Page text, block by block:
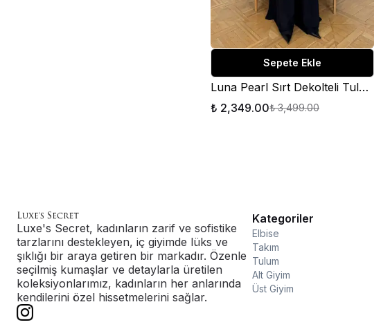
Sepete Ekle
Luna Pearl Sırt Dekolteli Tulum Siyah
₺ 2,349.00₺ 3,499.00
Luxe's Secret, kadınların zarif ve sofistike
tarzlarını destekleyen, iç giyimde lüks ve
şıklığı bir araya getiren bir markadır. Özenle
seçilmiş kumaşlar ve detaylarla üretilen
koleksiyonlarımız, kadınların her anlarında
kendilerini özel hissetmelerini sağlar.
Kategoriler
Elbise
Takım
Tulum
Alt Giyim
Üst Giyim